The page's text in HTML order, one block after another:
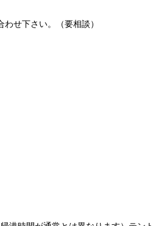
せ下さい。（要相談）